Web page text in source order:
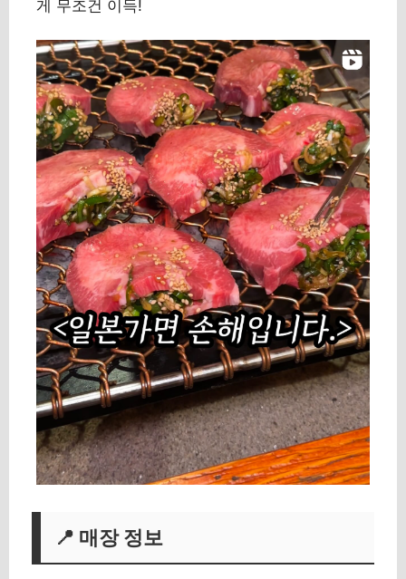
게 무조건 이득!
📍 매장 정보